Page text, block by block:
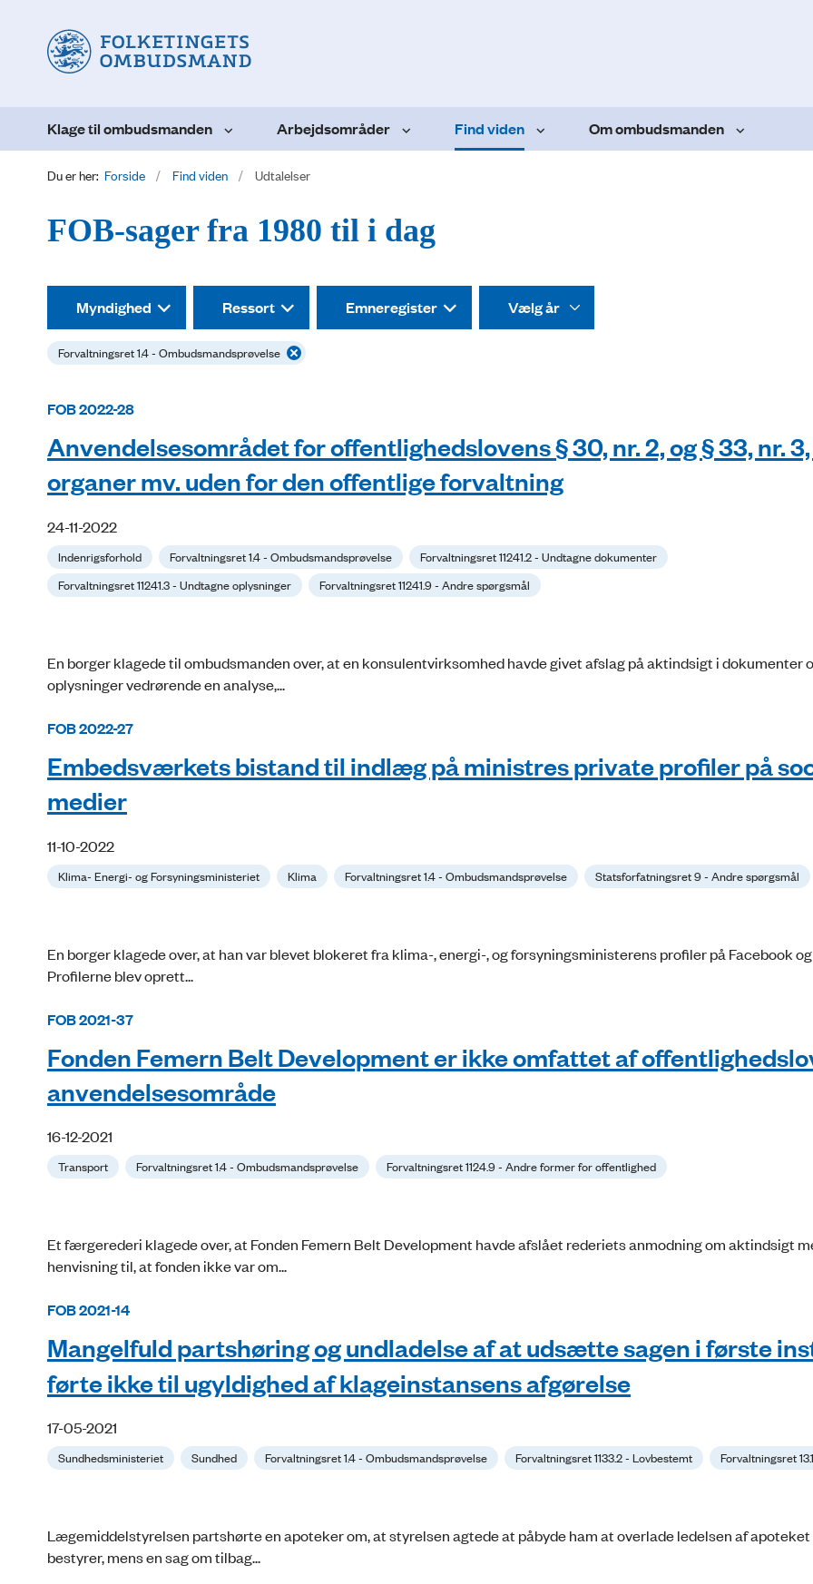
Klage til ombudsmanden Arbejdsområder Find viden Om ombudsmanden
Du er her: Forside Find viden Udtalelser
FOB-sager fra 1980 til i dag
Myndighed Ressort Emneregister
Forvaltningsret 1.4 - Ombudsmandsprøvelse
FOB 2022-28
Anvendelsesområdet for offentlighedslovens § 30, nr. 2, og § 33, nr.
organer mv. uden for den offentlige forvaltning
24-11-2022
Indenrigsforhold Forvaltningsret 1.4 - Ombudsmandsprøvelse
Forvaltningsret 11241.2 - Undtagne dokumenter
Forvaltningsret 11241.3 - Undtagne oplysninger
Forvaltningsret 11241.9 - Andre spørgsmål
En borger klagede til ombudsmanden over, at en konsulentvirksomhed havde givet afslag på aktindsigt i dokumenter
oplysninger vedrørende en analy­se,...
FOB 2022-27
Embedsværkets bistand til indlæg på ministres private profiler på
medier
11-10-2022
Klima- Energi- og Forsyningsministeriet Klima Forvaltningsret 1.4 - Ombudsmandsprøvelse Statsforfatningsret 9 - Andre spørgsmål
En borger klagede over, at han var blevet blokeret fra klima-, energi-, og forsyningsministerens profiler på Facebook
Profilerne blev oprett...
FOB 2021-37
Fonden Femern Belt Development er ikke omfattet af
anvendelsesområde
16-12-2021
Transport Forvaltningsret 1.4 - Ombudsmandsprøvelse Forvaltningsret 1124.9 - Andre former for offentlighed
Et færgerederi klagede over, at Fonden Femern Belt Development havde afslået rederiets anmodning om aktindsigt
henvisning til, at fonden ikke var om...
FOB 2021-14
Mangelfuld partshøring og undladelse af at udsætte sagen i første
førte ikke til ugyldighed af klageinstansens afgørelse
17-05-2021
Sundhedsministeriet Sundhed Forvaltningsret 1.4 - Ombudsmandsprøvelse Forvaltningsret 1133.2 - Lovbestemt Forvaltningsret
Lægemiddelstyrelsen partshørte en apoteker om, at styrelsen agtede at påbyde ham at overlade ledelsen af apoteket
bestyrer, mens en sag om tilbag...